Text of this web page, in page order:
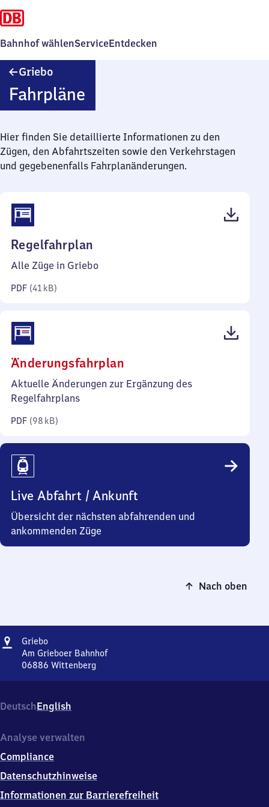
Bahnhof wählenServiceEntdecken
Griebo
Fahrpläne
Hier finden Sie detaillierte Informationen zu den
Zügen, den Abfahrtszeiten sowie den Verkehrstagen
und gegebenenfalls Fahrplanänderungen.
Regelfahrplan
41
Alle Züge in Griebo
PDF (41 kB)
Änderungsfahrplan
98
Aktuelle Änderungen zur Ergänzung des
Regelfahrplans
PDF (98 kB)
Live Abfahrt / Ankunft
Übersicht der nächsten abfahrenden und
ankommenden Züge
Nach oben
Adresse
GrieboGriebo
Am Grieboer Bahnhof
06886 Wittenberg
Grieboer
Bahnhof,
6
8
6
DeutschEnglish
Analyse verwalten
Compliance
Datenschutzhinweise
Informationen zur Barrierefreiheit